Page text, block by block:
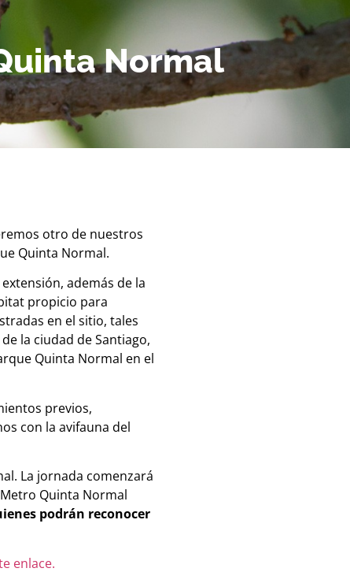
Normal
otro de nuestros
Quinta Normal.
además de la
propicio para
en el sitio, tales
la ciudad de Santiago,
Quinta Normal en el
previos,
con la avifauna del
La jornada comenzará
Quinta Normal
podrán reconocer
enlace.